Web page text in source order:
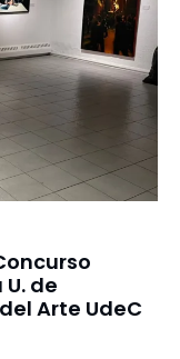
de
Arte UdeC